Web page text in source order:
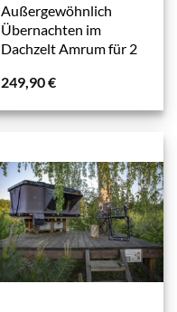
Außergewöhnlich
Übernachten im
Dachzelt Amrum für 2
249,90€